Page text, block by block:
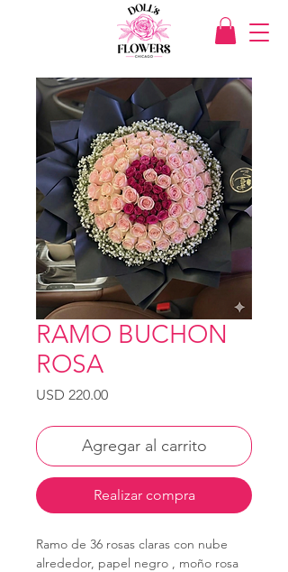
RAMO BUCHON
ROSA
USD 220.00Precio
Agregar al carrito
Realizar compra
Ramo de 36 rosas claras con nube
alrededor, papel negro , moño rosa